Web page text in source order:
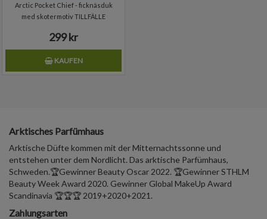
Arctic Pocket Chief - ficknäsduk
med skotermotiv TILLFÄLLE
299 kr
KAUFEN
Arktisches Parfümhaus
Arktische Düfte kommen mit der Mitternachtssonne und
entstehen unter dem Nordlicht. Das arktische Parfümhaus,
Schweden.🏆Gewinner Beauty Oscar 2022. 🏆Gewinner STHLM
Beauty Week Award 2020. Gewinner Global MakeUp Award
Scandinavia 🏆🏆🏆 2019+2020+2021.
Zahlungsarten